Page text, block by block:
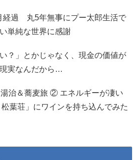
経過 丸5年無事にプー太郎生活で
単純な世界に感謝
？」とかじゃなく、現金の価値が
実なんだから…
治＆蕎麦旅 ② エネルギーが凄い
葉荘」にワインを持ち込んでみた